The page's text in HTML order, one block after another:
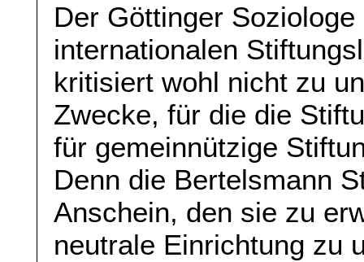
Der Göttinger
internationalen
kritisiert wohl nicht zu
Zwecke, für die die
für gemeinnützige
Denn die Bertelsmann
Anschein, den sie zu
neutrale Einrichtung zu